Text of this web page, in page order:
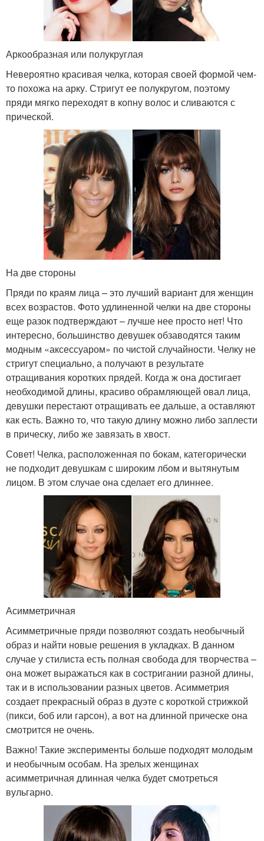
Аркообразная или полукруглая
Невероятно красивая челка, которая своей формой чем-
то похожа на арку. Стригут ее полукругом, поэтому
пряди мягко переходят в копну волос и сливаются с
прической.
На две стороны
Пряди по краям лица – это лучший вариант для женщин
всех возрастов. Фото удлиненной челки на две стороны
еще разок подтверждают – лучше нее просто нет! Что
интересно, большинство девушек обзаводятся таким
модным «аксессуаром» по чистой случайности. Челку не
стригут специально, а получают в результате
отращивания коротких прядей. Когда ж она достигает
необходимой длины, красиво обрамляющей овал лица,
девушки перестают отращивать ее дальше, а оставляют
как есть. Важно то, что такую длину можно либо заплести
в прическу, либо же завязать в хвост.
Совет! Челка, расположенная по бокам, категорически
не подходит девушкам с широким лбом и вытянутым
лицом. В этом случае она сделает его длиннее.
Асимметричная
Асимметричные пряди позволяют создать необычный
образ и найти новые решения в укладках. В данном
случае у стилиста есть полная свобода для творчества –
она может выражаться как в состригании разной длины,
так и в использовании разных цветов. Асимметрия
создает прекрасный образ в дуэте с короткой стрижкой
(пикси, боб или гарсон), а вот на длинной прическе она
смотрится не очень.
Важно! Такие эксперименты больше подходят молодым
и необычным особам. На зрелых женщинах
асимметричная длинная челка будет смотреться
вульгарно.